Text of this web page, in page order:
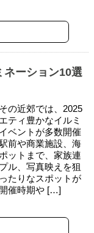
ネーション10選
の近郊では、2025
ティ豊かなイルミ
ベントが多数開催
前や商業施設、海
ットまで、家族連
ル、写真映えを狙
たりなスポットが
催時期や […]